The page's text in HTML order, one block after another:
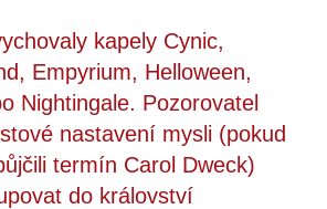
kapely Cynic,
Empyrium, Helloween,
Nightingale. Pozorovatel
nastavení mysli (pokud
termín Carol Dweck)
do království